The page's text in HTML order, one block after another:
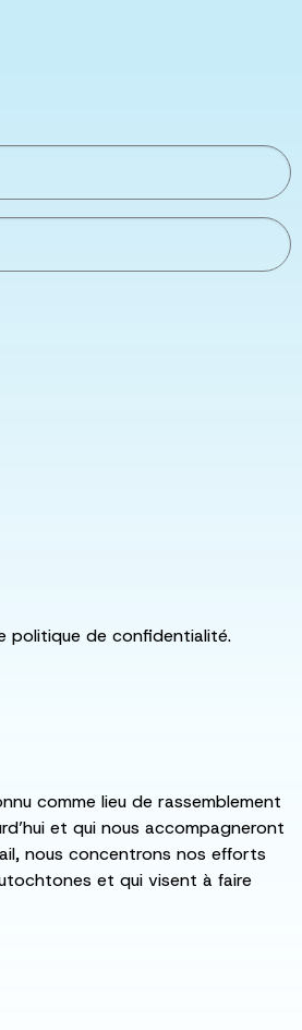
politique de confidentialité.
comme lieu de rassemblement
et qui nous accompagneront
nous concentrons nos efforts
et qui visent à faire